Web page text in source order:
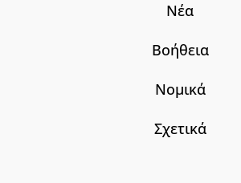
Νέα
Βοήθεια
Νομικά
Σχετικά